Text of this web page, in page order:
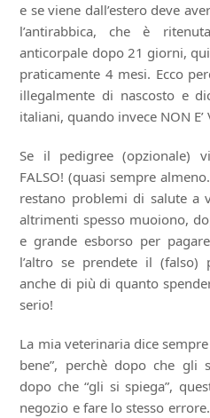
e se viene dall’estero deve
l’antirabbica, che è
anticorpale dopo 21 giorni,
praticamente 4 mesi. Ecco
illegalmente di nascosto e
italiani, quando invece NON E’
Se il pedigree (opzionale)
FALSO! (quasi sempre
restano problemi di salute a
altrimenti spesso muoiono,
e grande esborso per
l’altro se prendete il (falso)
anche di più di quanto
serio!
La mia veterinaria dice
bene”, perchè dopo che gli
dopo che “gli si spiega”,
negozio e fare lo stesso